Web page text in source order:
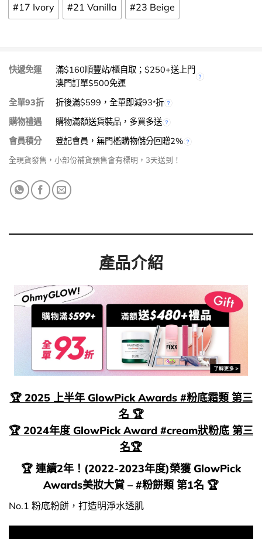
#17 Ivory #21 Vanilla #23 Beige
快遞免運
滿$160順豐站/櫃自取；$250+送上門
澳門訂單$500免運
全單93折
折後滿$599，全單即減93*折
購物禮遇
購物滿額送貨裝品，多買多送
會員積分
登記會員，無門檻購物儲分回贈2%
全現貨發售，小部份補貨預售會有標明，3天送到！
產品介紹
🏆 2025 上半年 GlowPick Awards #粉底霜類 第三
名 🏆
🏆 2024年度 GlowPick Award #cream狀粉底 第三
名🏆
🏆 連續2年！(2022-2023年度)榮獲 GlowPick
Awards美妝大賞 – #粉餅類 第1名 🏆
No.1 粉底粉餅，打造明淨水透肌